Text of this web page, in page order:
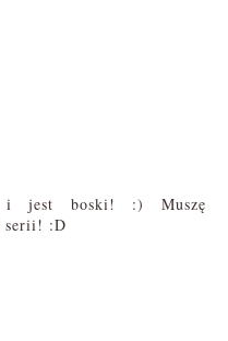
i jest boski! :) Muszę
serii! :D